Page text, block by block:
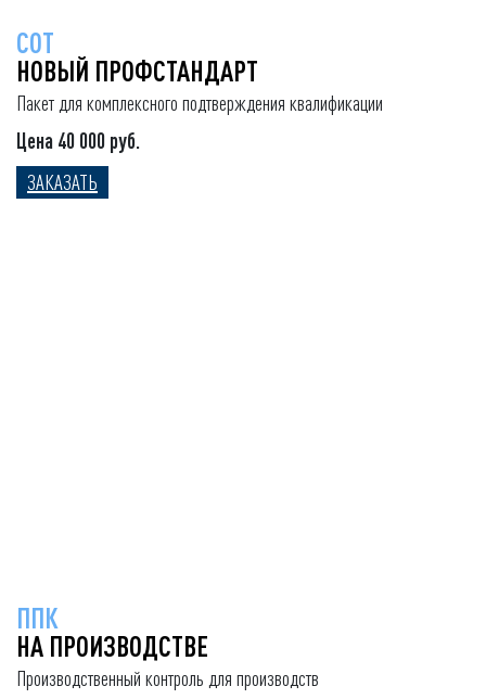
СОТ
НОВЫЙ ПРОФСТАНДАРТ
Пакет для комплексного подтверждения квалификации
Цена 40 000 руб.
ЗАКАЗАТЬ
ППК
НА ПРОИЗВОДСТВЕ
Производственный контроль для производств